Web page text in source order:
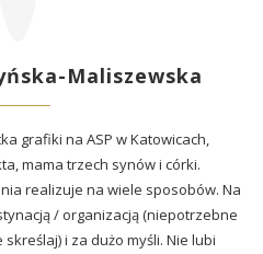
Maliszewska
grafiki na ASP w Katowicach,
mama trzech synów i córki.
realizuje na wiele sposobów. Na
/ organizacją (niepotrzebne
i za dużo myśli. Nie lubi